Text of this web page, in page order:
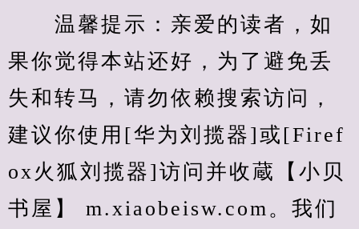
温馨提示：亲爱的读者，如
果你觉得本站还好，为了避免丢
失和转马，请勿依赖搜索访问，
建议你使用[华为刘揽器]或[Firef
ox火狐刘揽器]访问并收蔵【小贝
书屋】 m.xiaobeisw.com。我们